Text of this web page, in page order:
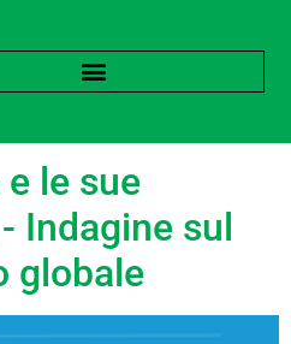
Sloveno
le sue
Indagine sul
globale